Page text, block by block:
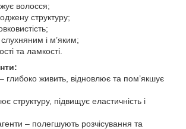
волосся;
структуру;
і м’яким;
та ламкості.
глибоко живить, відновлює та пом’якшує
структуру, підвищує еластичність і
– полегшують розчісування та